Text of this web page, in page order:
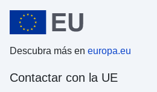
Descubra más en europa.eu
Contactar con la UE